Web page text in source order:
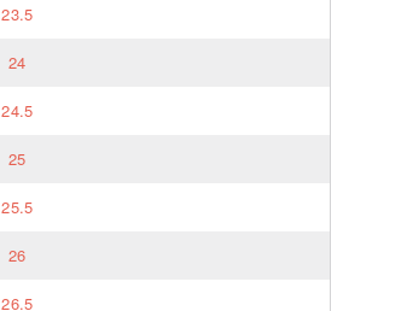
23.5
24
24.5
25
25.5
26
26.5